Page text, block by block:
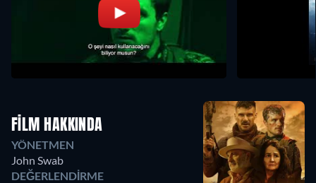
FILM HAKKINDA
YÖNETMEN
John Swab
DEĞERLENDIRME